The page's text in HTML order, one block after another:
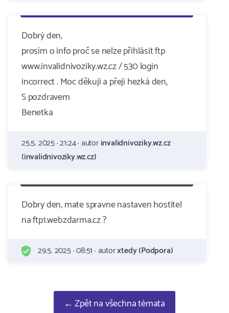
Dobrý den,
prosím o info proč se nelze přihlásit ftp
www.invalidnivoziky.wz.cz / 530 login
incorrect . Moc děkuji a přeji hezká den,
S pozdravem
Benetka
25.5. 2025 · 21:24 · autorinvalidnivoziky.wz.cz
(invalidnivoziky.wz.cz)
Dobry den, mate spravne nastaven hostitel
na ftp1.webzdarma.cz ?
29.5. 2025 · 08:51 · autorxtedy (Podpora)
← Zpět na všechna témata